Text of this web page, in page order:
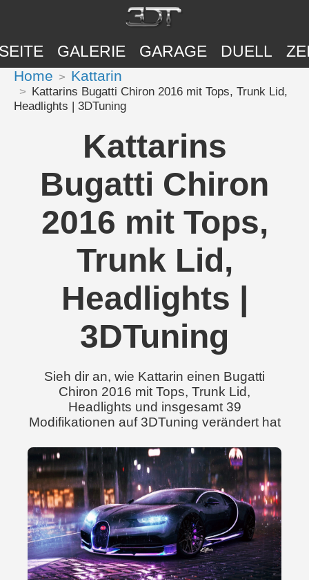
GALERIE GARAGE DUELL
Home Kattarin
Kattarins Bugatti Chiron 2016 mit Tops, Trunk Lid,
Headlights | 3DTuning
Kattarins
Bugatti Chiron
2016 mit Tops,
Trunk Lid,
Headlights |
3DTuning
Sieh dir an, wie Kattarin einen Bugatti
Chiron 2016 mit Tops, Trunk Lid,
Headlights und insgesamt 39
Modifikationen auf 3DTuning verändert hat